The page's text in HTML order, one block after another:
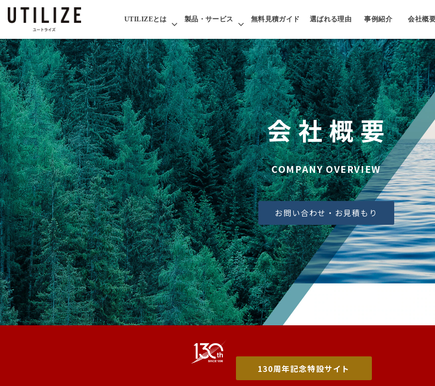
UTILIZEとは 製品・サービス 無料見積ガイド 選ばれる理由 事例紹介 会社概
会 社 概 要
COMPANY OVERVIEW
お問い合わせ・お見積もり
130周年記念特設サイト